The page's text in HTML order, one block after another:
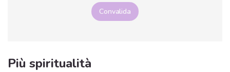
Convalida
Più spiritualità